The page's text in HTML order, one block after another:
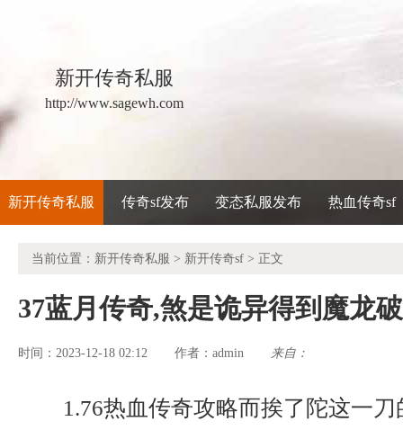
新开传奇私服
http://www.sagewh.com
新开传奇私服 传奇sf发布 变态私服发布 热血传奇sf
当前位置： 新开传奇私服 > 新开传奇sf > 正文
37蓝月传奇,煞是诡异得到魔龙
时间：2023-12-18 02:12 作者： admin 来自：
1.76热血传奇攻略而挨了陀这一